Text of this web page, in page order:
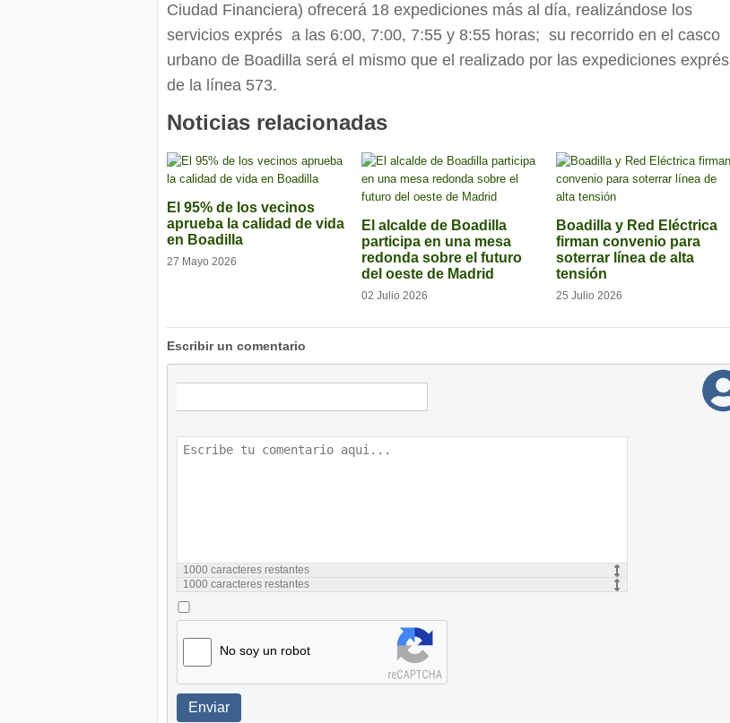
Ciudad Financiera) ofrecerá 18 expediciones más al día, realizándose los
servicios exprés a las 6:00, 7:00, 7:55 y 8:55 horas; su recorrido en el casco
urbano de Boadilla será el mismo que el realizado por las expediciones exprés
de la línea 573.
Noticias relacionadas
El 95% de los vecinos
aprueba la calidad de vida
en Boadilla
27 Mayo 2026
El alcalde de Boadilla
participa en una mesa
redonda sobre el futuro
del oeste de Madrid
02 Julio 2026
Boadilla y Red Eléctrica
firman convenio para
soterrar línea de alta
tensión
25 Julio 2026
Escribir un comentario
1000 caracteres restantes
1000 caracteres restantes
No soy un robot
Enviar